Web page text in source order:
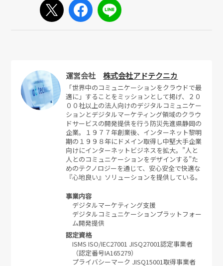
運営会社株式会社アドテクニカ
「世界中のコミュニケーションをクラウドで最
適に」することをミッションとして掲げ、２０
００社以上の法人向けのデジタルコミュニケー
ションとデジタルマーケティング領域のクラウ
ドサービスの開発提供を行う防災先進県静岡の
企業。１９７７年創業後、インターネット黎明
期の１９９８年にドメイン取得し中堅大手企業
向けにインターネットビジネスを拡大。”人と
人とのコミュニケーションをデザインする”た
めのテクノロジーを通じて、安心安全で快適な
『心地良い』ソリューションを提供している。
事業内容
デジタルマーケティング支援
デジタルコミュニケーションプラットフォー
ム開発提供
認定資格
ISMS ISO/IEC27001 JISQ27001認定事業者
（認定番号IA165279）
プライバシーマーク JISQ15001取得事業者